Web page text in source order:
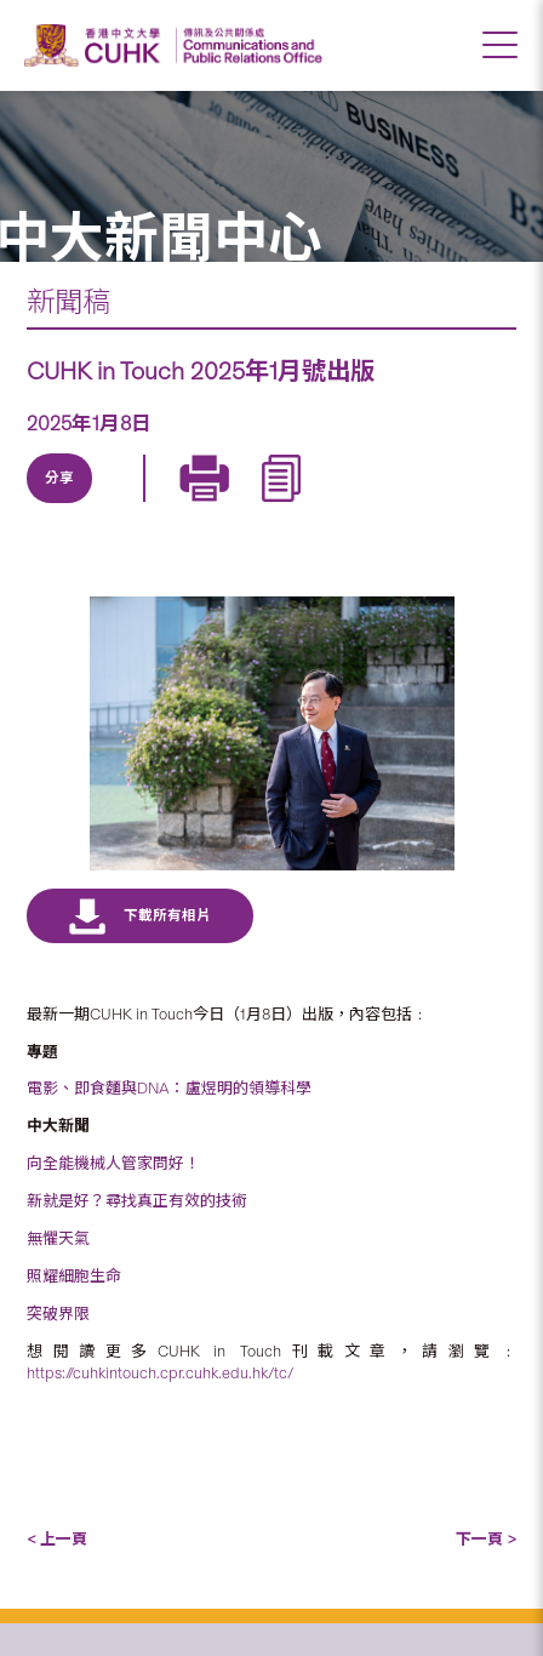
大新聞中心
新聞稿
CUHK in Touch 2025年1月號出版
2025年1月8日
分享
最新一期CUHK in Touch今日（1月8日）出版，內容包括﹕
專題
電影、即食麵與DNA：盧煜明的領導科學
中大新聞
向全能機械人管家問好！
新就是好？尋找真正有效的技術
無懼天氣
照耀細胞生命
突破界限
想閱讀更多CUHK in Touch刊載文章，請瀏覽﹕
https://cuhkintouch.cpr.cuhk.edu.hk/tc/
< 上一頁 下一頁 >